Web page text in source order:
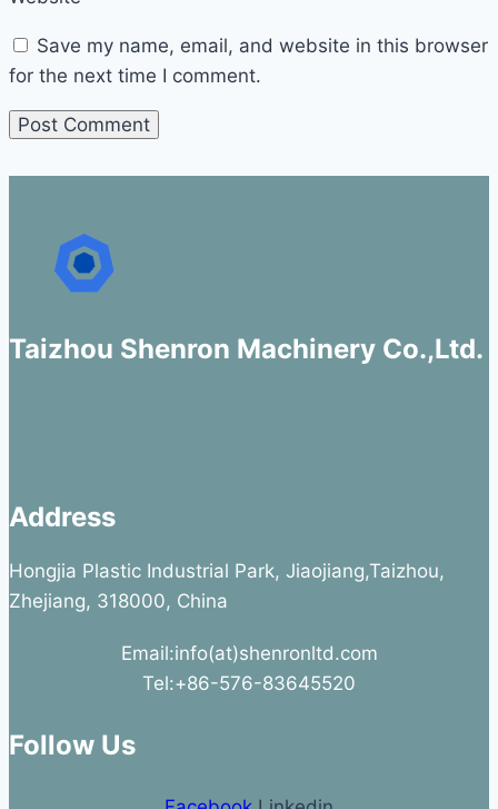
Save my name, email, and website in this browser
for the next time I comment.
Taizhou Shenron Machinery Co.,Ltd.
Address
Hongjia Plastic Industrial Park, Jiaojiang,Taizhou,
Zhejiang, 318000, China
Email:info(at)shenronltd.com
Tel:+86-576-83645520
Follow Us